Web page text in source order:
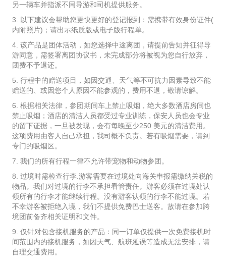
另一辆车并指派不同导游和司机提供服务。
3. 以下建议会帮助您更快更好的登记报到：需携带有效身份证件(
内附照片)；请出示纸质版或电子版行程单。
4. 该产品是团体活动，如您选择中途离团，请提前告知并征得导
游同意，需签署离团协议书，未完成部分将被视为您自行放弃，
团费不予退还。
5. 行程中的赠送项目，如因交通、天气等不可抗力因素导致不能
赠送的、或因您个人原因不能参观的，费用不退，敬请谅解。
6. 根据相关法律，参团期间车上禁止吸烟，绝大多数酒店房间也
禁止吸烟；酒店的清洁人员都受过专业训练，保安人员也会专业
的留下证据，一旦被发现，会有每晚至少250 美元的清洁费用。
这项费用由客人自己承担，我司概不负责。若有吸烟需要，请到
专门的吸烟区。
7. 我们的所有行程一律不允许带宠物和动物参团。
8. 过境时需检查行李.游客需要在过境处向海关申报需缴纳关税的
物品。我们对过境的行李不承担看管责任。游客必须在过境处认
领所有的行李才能继续行程。没有游客认领的行李不能过境。若
不幸游客被拒绝入境，我们不提供免费巴士送客。故请在参加跨
境团前备齐相关证明和文件。
9. 仅针对包含接机服务的产品：同一订单仅提供一次免费接机时
间范围内的接机服务，如因天气、航班延误等造成无法安排，请
自理交通费用。